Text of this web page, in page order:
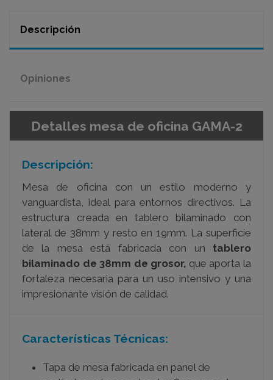
Descripción
Opiniones
Detalles mesa de oficina GAMA-2
Descripción:
Mesa de oficina con un estilo moderno y
vanguardista, ideal para entornos directivos. La
estructura creada en tablero bilaminado con
lateral de 38mm y resto en 19mm. La superficie
de la mesa está fabricada con un tablero
bilaminado de 38mm de grosor, que aporta la
fortaleza necesaria para un uso intensivo y una
impresionante visión de calidad.
Características Técnicas:
Tapa de mesa fabricada en panel de